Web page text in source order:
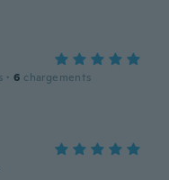
· 6 chargements